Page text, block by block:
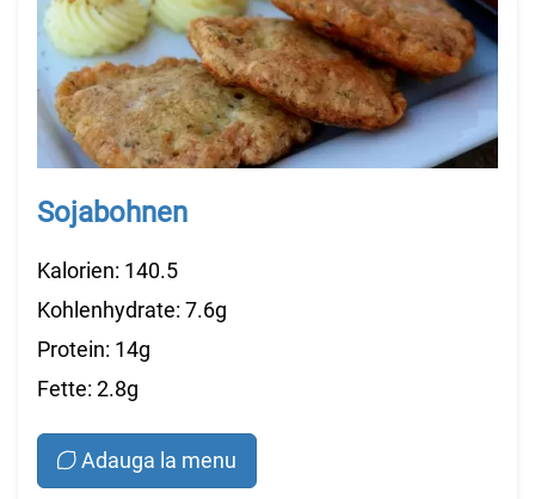
Sojabohnen
Kalorien: 140.5
Kohlenhydrate: 7.6g
Protein: 14g
Fette: 2.8g
Adauga la menu